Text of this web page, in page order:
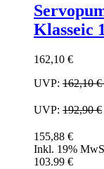
Klasseic
162,10 €
UVP: 162,10 €
UVP: 192,90 €
155,88 €
Inkl. 19%
103.99 €